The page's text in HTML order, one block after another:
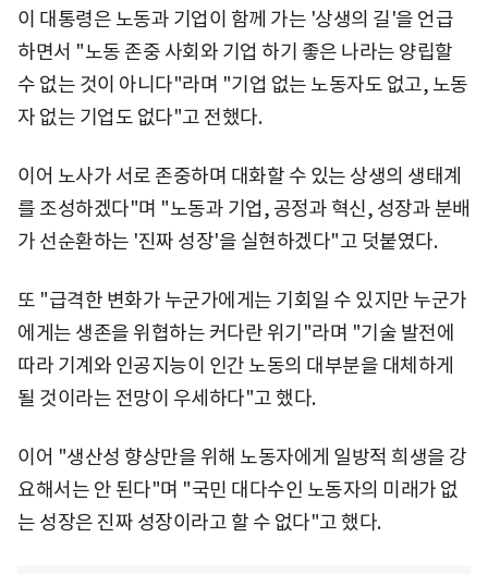
이 대통령은 노동과 기업이 함께 가는 '상생의 길'을 언급
하면서 "노동 존중 사회와 기업 하기 좋은 나라는 양립할
수 없는 것이 아니다"라며 "기업 없는 노동자도 없고, 노동
자 없는 기업도 없다"고 전했다.
이어 노사가 서로 존중하며 대화할 수 있는 상생의 생태계
를 조성하겠다"며 "노동과 기업, 공정과 혁신, 성장과 분배
가 선순환하는 '진짜 성장'을 실현하겠다"고 덧붙였다.
또 "급격한 변화가 누군가에게는 기회일 수 있지만 누군가
에게는 생존을 위협하는 커다란 위기"라며 "기술 발전에
따라 기계와 인공지능이 인간 노동의 대부분을 대체하게
될 것이라는 전망이 우세하다"고 했다.
이어 "생산성 향상만을 위해 노동자에게 일방적 희생을 강
요해서는 안 된다"며 "국민 대다수인 노동자의 미래가 없
는 성장은 진짜 성장이라고 할 수 없다"고 했다.